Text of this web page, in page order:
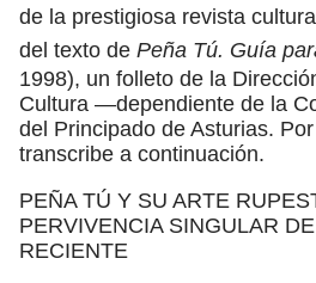
de la prestigiosa revista
del texto de Peña Tú. Guía
1998), un folleto de la
Cultura —dependiente de la
del Principado de Asturias.
transcribe a continuación.
PEÑA TÚ Y SU ARTE
PERVIVENCIA SINGULAR
RECIENTE